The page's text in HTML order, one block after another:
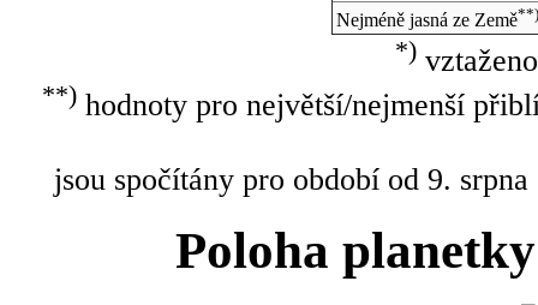
Nejméně jasná ze Země**)
*)
**)hodnoty pro největší/nejmenší
jsou spočítány pro období od 9.
Poloha